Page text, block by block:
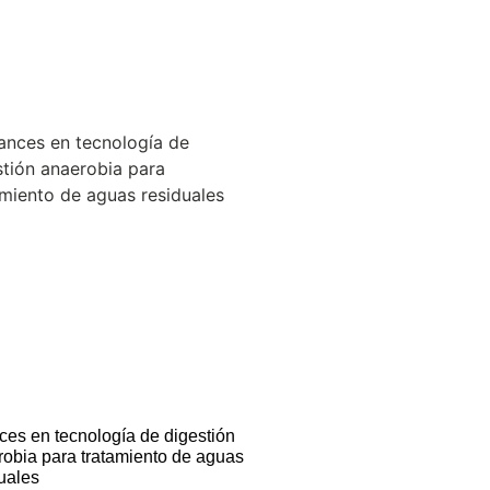
en tecnología de digestión
para tratamiento de aguas